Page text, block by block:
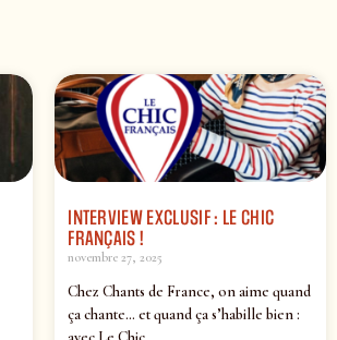
INTERVIEW EXCLUSIF : LE CHIC
FRANÇAIS !
novembre 27, 2025
Chez Chants de France, on aime quand
ça chante… et quand ça s’habille bien :